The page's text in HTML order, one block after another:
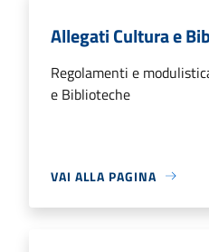
Allegati Cultura e
Regolamenti e
e Biblioteche
VAI ALLA PAGINA